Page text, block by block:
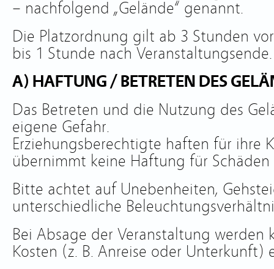
– nachfolgend „Gelände“ genannt.
Die Platzordnung gilt ab 3 Stunden
bis 1 Stunde nach Veranstaltungsende.
A) HAFTUNG / BETRETEN DES
Das Betreten und die Nutzung des
eigene Gefahr.
Erziehungsberechtigte haften für ihre
übernimmt keine Haftung für
Bitte achtet auf Unebenheiten,
unterschiedliche
Bei Absage der Veranstaltung werden
Kosten (z. B. Anreise oder Unterkunft)